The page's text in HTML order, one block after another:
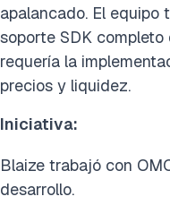
apalancado. El equipo
soporte SDK
requería la
precios y liquidez.
Iniciativa:
Blaize trabajó con
desarrollo.